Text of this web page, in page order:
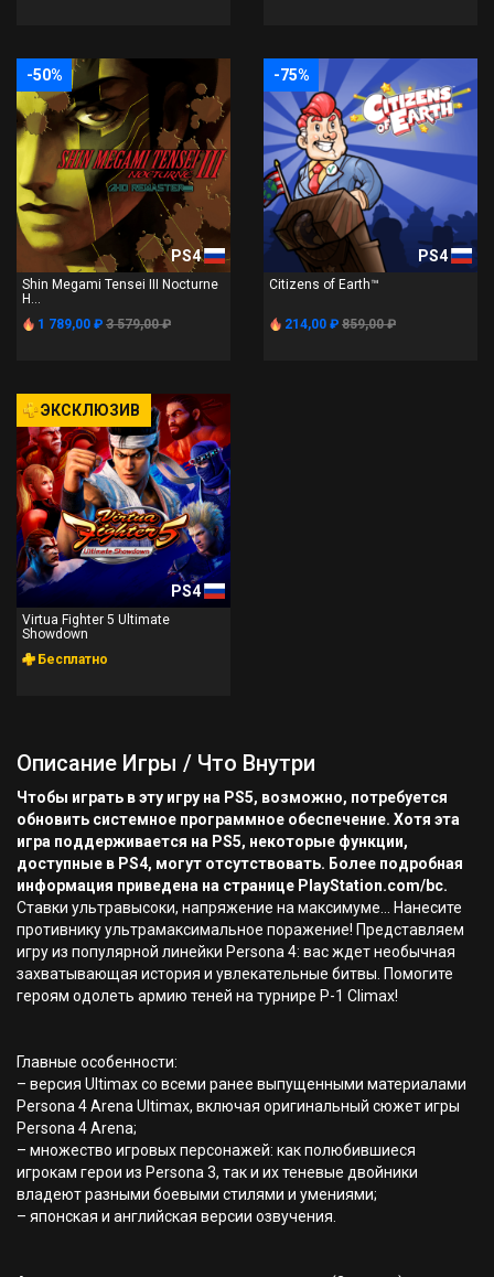
-50%
PS4
Shin Megami Tensei III Nocturne
H...
1 789,00 ₽ 3 579,00 ₽
-75%
PS4
Citizens of Earth™
214,00 ₽ 859,00 ₽
ЭКСКЛЮЗИВ
PS4
Virtua Fighter 5 Ultimate
Showdown
Бесплатно
Описание Игры / Что Внутри
Чтобы играть в эту игру на PS5, возможно, потребуется
обновить системное программное обеспечение. Хотя эта
игра поддерживается на PS5, некоторые функции,
доступные в PS4, могут отсутствовать. Более подробная
информация приведена на странице PlayStation.com/bc.
Ставки ультравысоки, напряжение на максимуме… Нанесите
противнику ультрамаксимальное поражение! Представляем
игру из популярной линейки Persona 4: вас ждет необычная
захватывающая история и увлекательные битвы. Помогите
героям одолеть армию теней на турнире P-1 Climax!
Главные особенности:
– версия Ultimax со всеми ранее выпущенными материалами
Persona 4 Arena Ultimax, включая оригинальный сюжет игры
Persona 4 Arena;
– множество игровых персонажей: как полюбившиеся
игрокам герои из Persona 3, так и их теневые двойники
владеют разными боевыми стилями и умениями;
– японская и английская версии озвучения.